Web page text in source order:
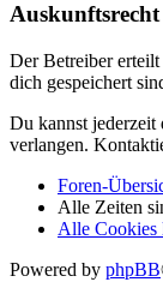
Auskunftsrecht
Der Betreiber
dich gespeichert
Du kannst jederzeit
verlangen.
Foren-
Alle Zeiten
Alle Cookies
Powered by phpBB